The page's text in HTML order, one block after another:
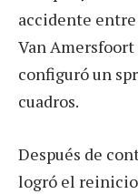
accidente
Van
configuró un
cuadros.
Después de
logró el